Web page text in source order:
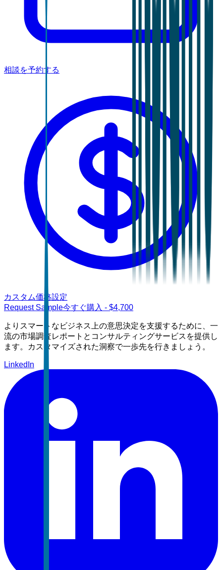
相談を予約する
カスタム価格設定
Request Sample今すぐ購入 - $4,700
よりスマートなビジネス上の意思決定を支援するために、一
流の市場調査レポートとコンサルティングサービスを提供し
ます。カスタマイズされた洞察で一歩先を行きましょう。
LinkedIn